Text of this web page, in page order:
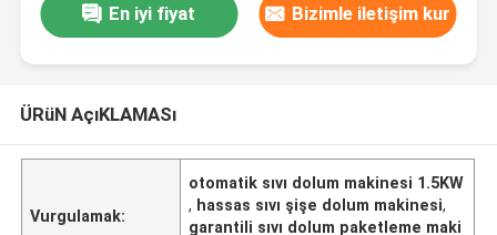
En iyi fiyat Bizimle iletişim kur
ÜRüN AçıKLAMASı
Vurgulamak:
otomatik sıvı dolum makinesi 1.5KW
, hassas sıvı şişe dolum makinesi,
garantili sıvı dolum paketleme maki